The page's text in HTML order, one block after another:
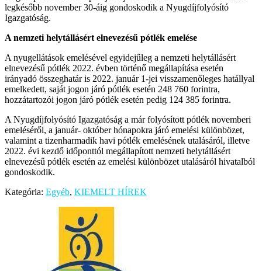
legkésőbb november 30-áig gondoskodik a Nyugdíjfolyósító
Igazgatóság.
A nemzeti helytállásért elnevezésű pótlék emelése
A nyugellátások emelésével egyidejűleg a nemzeti helytállásért
elnevezésű pótlék 2022. évben történő megállapítása esetén
irányadó összeghatár is 2022. január 1-jei visszamenőleges hatállyal
emelkedett, saját jogon járó pótlék esetén 248 760 forintra,
hozzátartozói jogon járó pótlék esetén pedig 124 385 forintra.
A Nyugdíjfolyósító Igazgatóság a már folyósított pótlék novemberi
emeléséről, a január- október hónapokra járó emelési különbözet,
valamint a tizenharmadik havi pótlék emelésének utalásáról, illetve
2022. évi kezdő időponttól megállapított nemzeti helytállásért
elnevezésű pótlék esetén az emelési különbözet utalásáról hivatalból
gondoskodik.
Kategória: Egyéb, KIEMELT HÍREK